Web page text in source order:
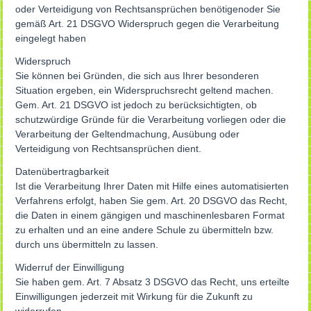
oder Verteidigung von Rechtsansprüchen benötigenoder Sie
gemäß Art. 21 DSGVO Widerspruch gegen die Verarbeitung
eingelegt haben
Widerspruch
Sie können bei Gründen, die sich aus Ihrer besonderen
Situation ergeben, ein Widerspruchsrecht geltend machen.
Gem. Art. 21 DSGVO ist jedoch zu berücksichtigten, ob
schutzwürdige Gründe für die Verarbeitung vorliegen oder die
Verarbeitung der Geltendmachung, Ausübung oder
Verteidigung von Rechtsansprüchen dient.
Datenübertragbarkeit
Ist die Verarbeitung Ihrer Daten mit Hilfe eines automatisierten
Verfahrens erfolgt, haben Sie gem. Art. 20 DSGVO das Recht,
die Daten in einem gängigen und maschinenlesbaren Format
zu erhalten und an eine andere Schule zu übermitteln bzw.
durch uns übermitteln zu lassen.
Widerruf der Einwilligung
Sie haben gem. Art. 7 Absatz 3 DSGVO das Recht, uns erteilte
Einwilligungen jederzeit mit Wirkung für die Zukunft zu